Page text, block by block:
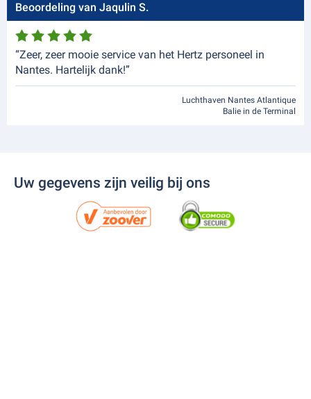
Beoordeling van Jaqulin S.
“Zeer, zeer mooie service van het Hertz personeel in
Nantes. Hartelijk dank!”
Luchthaven Nantes Atlantique
Balie in de Terminal
Uw gegevens zijn veilig bij ons